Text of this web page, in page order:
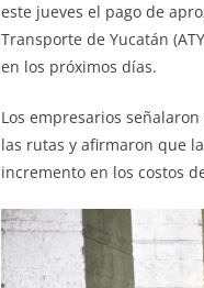
este jueves el pago de
Transporte de Yucatán
en los próximos días.
Los empresarios
las rutas y afirmaron que
incremento en los costos